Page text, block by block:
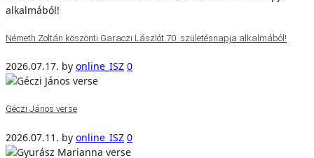
Németh Zoltán köszönti Garaczi Lászlót 70. születésnapja alkalmából!
2026.07.17. by online_ISZ 0
Géczi János verse
2026.07.11. by online_ISZ 0